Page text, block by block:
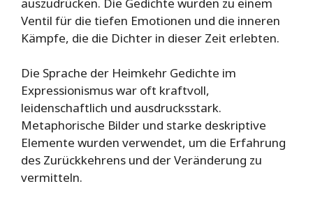
Ventil für die tiefen Emotionen und die inneren
Kämpfe, die die Dichter in dieser Zeit erlebten.
Die Sprache der Heimkehr Gedichte im
Expressionismus war oft kraftvoll,
leidenschaftlich und ausdrucksstark.
Metaphorische Bilder und starke deskriptive
Elemente wurden verwendet, um die Erfahrung
des Zurückkehrens und der Veränderung zu
vermitteln.